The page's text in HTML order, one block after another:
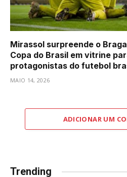
Mirassol surpreende o
Copa do Brasil em vitrine
protagonistas do futebol
MAIO 14, 2026
ADICIONAR UM
Trending